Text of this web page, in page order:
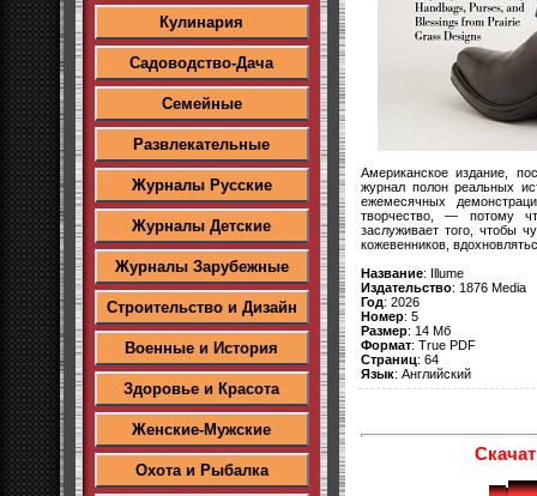
Кулинария
Садоводство-Дача
Семейные
Развлекательные
Журналы Русские
Журналы Детские
Журналы Зарубежные
Строительство и Дизайн
Военные и История
Здоровье и Красота
Женские-Мужские
Охота и Рыбалка
Американское издание,
журнал полон реальных
ежемесячных
творчество, — потому
заслуживает того, чтобы
кожевенников,
Название: Illume
Издательство: 1876 Media
Год: 2026
Номер: 5
Размер: 14 Мб
Формат: True PDF
Страниц: 64
Язык: Английский